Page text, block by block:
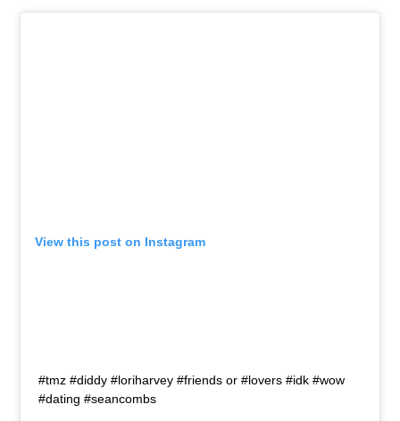
View this post on Instagram
#tmz #diddy #loriharvey #friends or #lovers #idk #wow
#dating #seancombs